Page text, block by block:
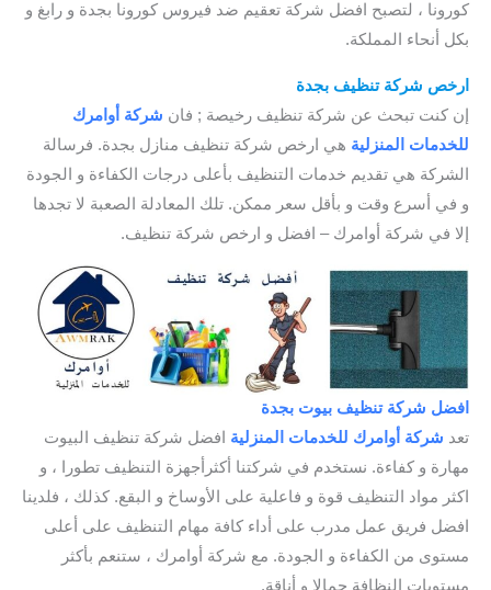
كورونا ، لتصبح افضل شركة تعقيم ضد فيروس كورونا بجدة و رابغ و
بكل أنحاء المملكة.
ارخص شركة تنظيف بجدة
إن كنت تبحث عن شركة تنظيف رخيصة ; فان شركة أوامرك
للخدمات
المنزلية هي ارخص شركة تنظيف منازل بجدة. فرسالة
الشركة هي تقديم خدمات التنظيف بأعلى درجات الكفاءة و الجودة
و في أسرع وقت و بأقل سعر ممكن. تلك المعادلة الصعبة لا تجدها
إلا في شركة أوامرك – افضل و ارخص شركة تنظيف.
افضل شركة تنظيف بيوت بجدة
تعد شركة أوامرك للخدمات المنزلية افضل شركة تنظيف البيوت
مهارة و كفاءة. نستخدم في شركتنا أكثرأجهزة التنظيف تطورا ، و
اكثر مواد التنظيف قوة و فاعلية على الأوساخ و البقع. كذلك ، فلدينا
افضل فريق عمل مدرب على أداء كافة مهام التنظيف على أعلى
مستوى من الكفاءة و الجودة. مع شركة أوامرك ، ستنعم بأكثر
مستويات النظافة جمالا و أناقة.